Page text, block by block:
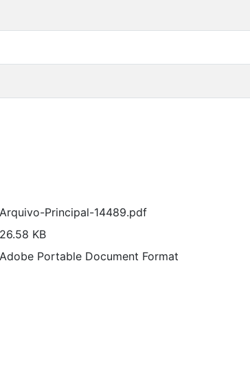
Arquivo-Principal-14489.pdf
26.58 KB
Adobe Portable Document Format